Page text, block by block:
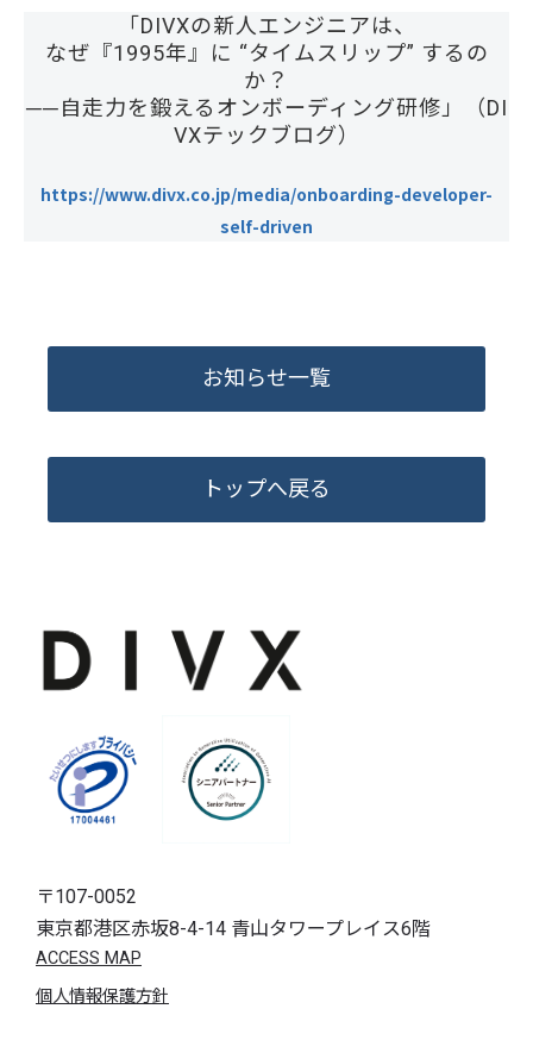
「DIVXの新人エンジニアは、
なぜ『1995年』に “タイムスリップ” するの
か？
──自走力を鍛えるオンボーディング研修」（DI
VXテックブログ）
https://www.divx.co.jp/media/onboarding-developer-
self-driven
お知らせ一覧
トップへ戻る
〒107-0052
東京都港区赤坂8-4-14 青山タワープレイス6階
ACCESS MAP
個人情報保護方針